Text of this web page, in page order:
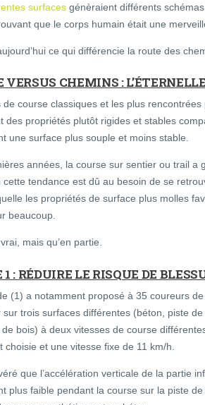
surfaces génèraient différents
que le corps humain était une
ce qui différencie la route des
VERSUS CHEMINS :
de course classiques et les plus rencontrées
des propriétés plutôt rigides et stables
une surface plus souple et moins stable.
années, la course sur sentier ou trail a
cette tendance est dû au besoin de se
les propriétés de surface plus molles
beaucoup.
mais qu’en partie.
: RÉDUIRE LE RISQUE DE
(1) a notamment proposé à 35 coureurs
sur trois surfaces différentes (béton, piste
bois) à deux vitesses de course
choisie et une vitesse fixe de 11 km/h.
que l’accélération verticale de la partie
plus faible pendant la course sur la piste